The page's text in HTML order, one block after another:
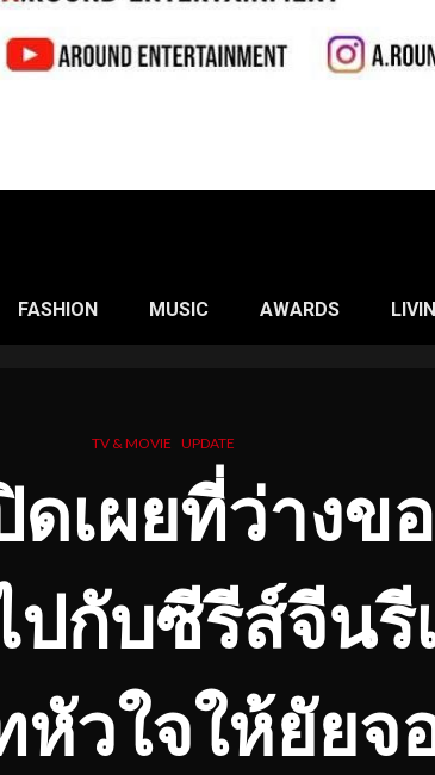
FASHION MUSIC AWARDS
TV & MOVIE UPDATE
ดเผยที่ว่างข
กับซีรีส์จีนรี
หัวใจให้ยัยจ